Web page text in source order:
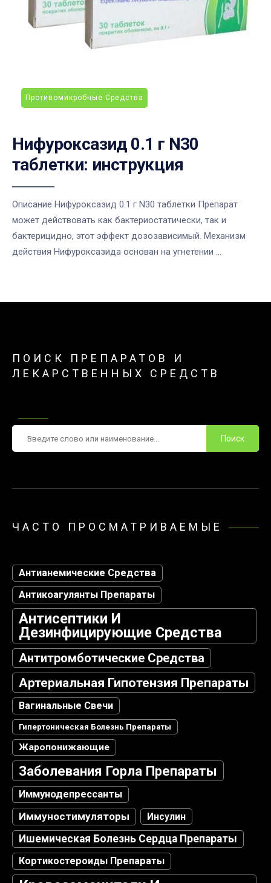
Противомикробные Средства
Нифуроксазид 0.1 г N30
таблетки: инструкция
Описание Нифуроксазид 0.1 г N30 таблетки Препарат
может действовать как бактериостатически, так и
бактерицидно, этот эффект дозозависимый. Механизм
действия Нифуроксазида основан на угнетении ...
ПОИСК ПРЕПАРАТОВ И
ЛЕКАРСТВЕННЫХ СРЕДСТВ
ЧАСТО ПРОСМАТРИВАЕМЫЕ
Антианемические Средства
Антикоагулянты Препараты
Антисептики И
Дезинфицирующие Средства
Антитромботические Средства
Артериальная Гипотензия Препараты
Вагинальные Свечи
Гипертоническая Болезнь Препараты
Жаропонижающие
Заболевания Горла Препараты
Иммунодепрессанты
Иммуностимуляторы Инсулин
Ишемическая Болезнь Сердца Препараты
Кортикостероиды Препараты